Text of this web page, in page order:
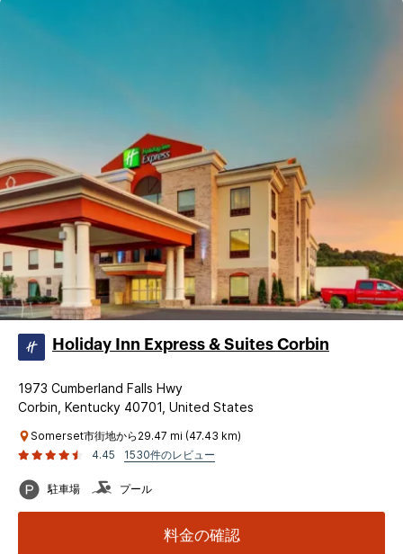
Holiday Inn Express & Suites Corbin
1973 Cumberland Falls Hwy
Corbin, Kentucky 40701, United States
Somerset市街地から29.47 mi (47.43 km)
4.45
1530件のレビュー
駐車場 プール
料金の確認